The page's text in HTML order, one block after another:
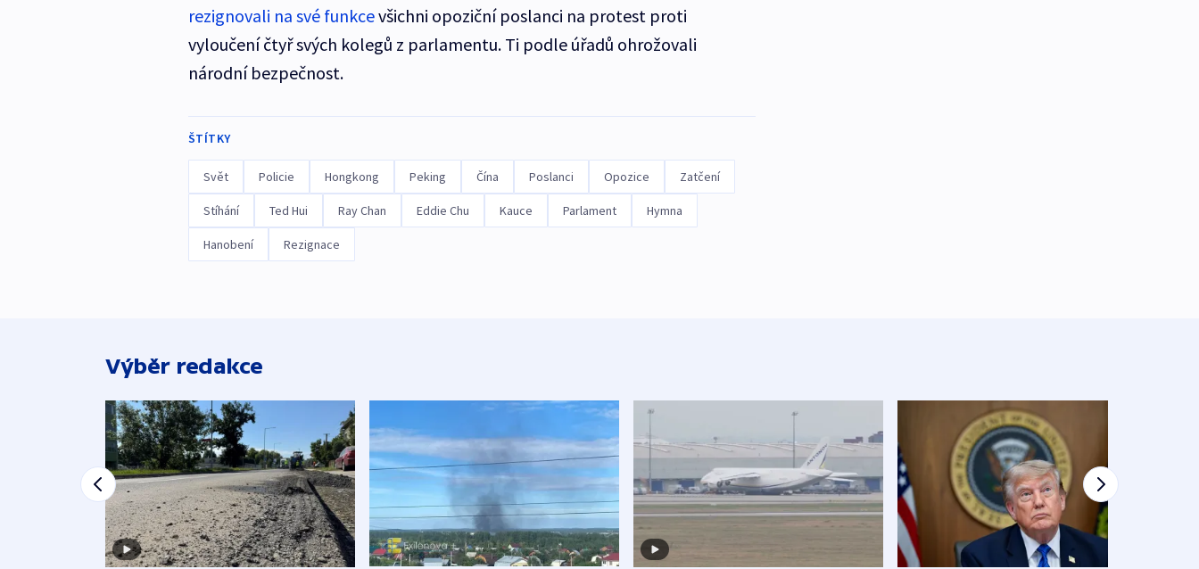
rezignovali na své funkcevšichni opoziční poslanci na protest proti
vyloučení čtyř svých kolegů z parlamentu. Ti podle úřadů ohrožovali
národní bezpečnost.
ŠTÍTKY
Svět Policie Hongkong Peking Čína Poslanci Opozice Zatčení
Stíhání Ted Hui Ray Chan Eddie Chu Kauce Parlament Hymna
Hanobení Rezignace
Výběr redakce